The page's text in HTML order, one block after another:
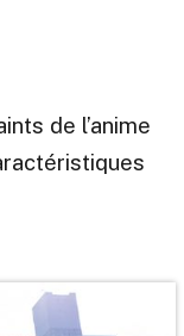
de l’anime